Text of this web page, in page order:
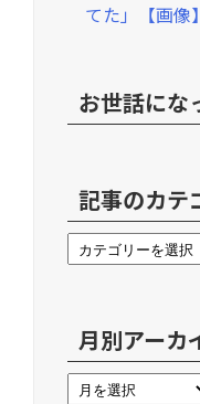
てた」【画像】
お世話にな
記事のカテ
月別アーカ